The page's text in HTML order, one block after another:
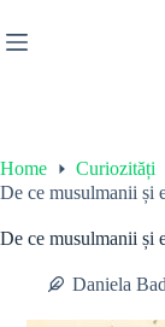
to
content
Home
Curiozități
De ce musulmanii și
De ce musulmanii și
Daniela